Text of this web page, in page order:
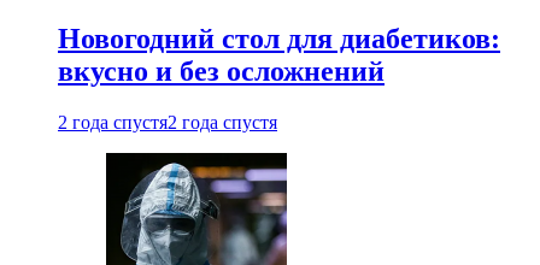
Новогодний стол для диабетиков:
вкусно и без осложнений
2 года спустя2 года спустя